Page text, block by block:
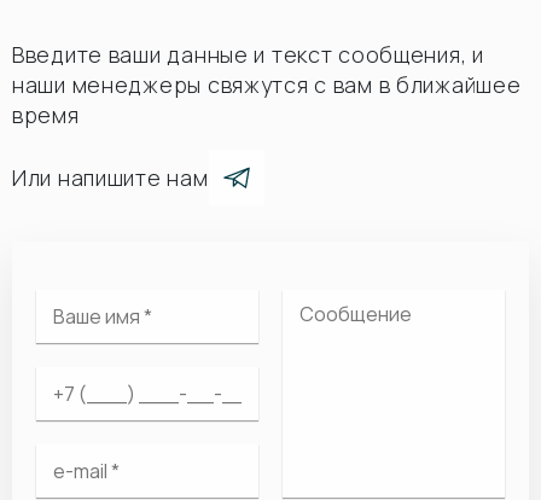
Введите ваши данные и текст сообщения, и
наши менеджеры свяжутся с вам в ближайшее
время
Или напишите нам